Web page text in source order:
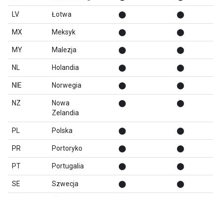
LV Łotwa ⬤ ⬤
MX Meksyk ⬤ ⬤
MY Malezja ⬤ ⬤
NL Holandia ⬤ ⬤
NIE Norwegia ⬤ ⬤
NZ
Nowa
Zelandia
⬤ ⬤
PL Polska ⬤ ⬤
PR Portoryko ⬤ ⬤
PT Portugalia ⬤ ⬤
SE Szwecja ⬤ ⬤